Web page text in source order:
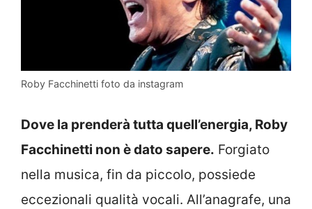
Roby Facchinetti foto da instagram
Dove la prenderà tutta quell’energia, Roby
Facchinetti non è dato sapere. Forgiato
nella musica, fin da piccolo, possiede
eccezionali qualità vocali. All’anagrafe, una